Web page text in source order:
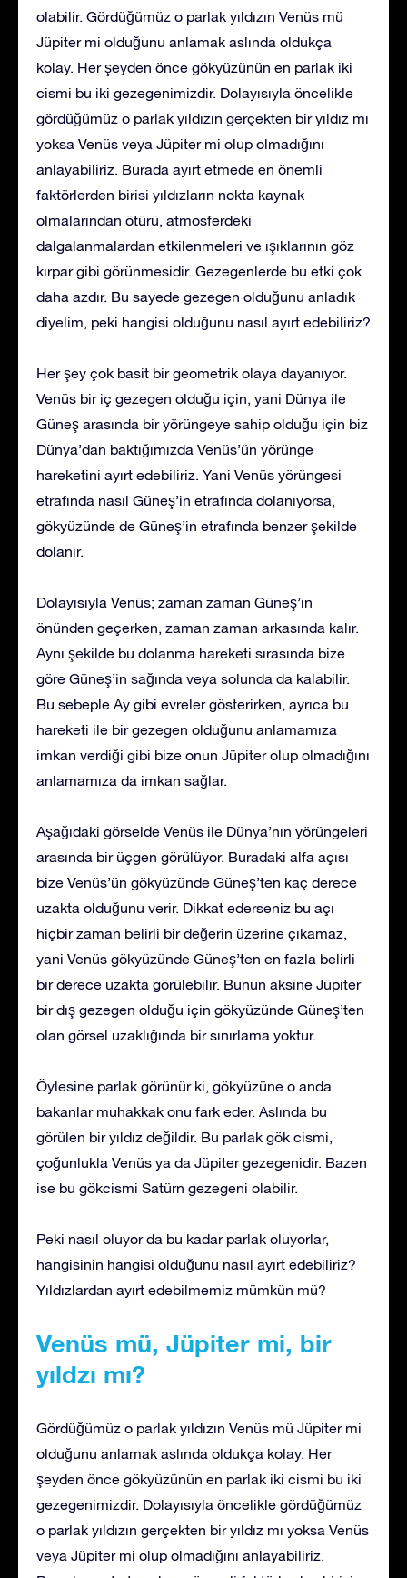
olabilir. Gördüğümüz o parlak yıldızın Venüs mü
Jüpiter mi olduğunu anlamak aslında oldukça
kolay. Her şeyden önce gökyüzünün en parlak iki
cismi bu iki gezegenimizdir. Dolayısıyla öncelikle
gördüğümüz o parlak yıldızın gerçekten bir yıldız mı
yoksa Venüs veya Jüpiter mi olup olmadığını
anlayabiliriz. Burada ayırt etmede en önemli
faktörlerden birisi yıldızların nokta kaynak
olmalarından ötürü, atmosferdeki
dalgalanmalardan etkilenmeleri ve ışıklarının göz
kırpar gibi görünmesidir. Gezegenlerde bu etki çok
daha azdır. Bu sayede gezegen olduğunu anladık
diyelim, peki hangisi olduğunu nasıl ayırt edebiliriz?
Her şey çok basit bir geometrik olaya dayanıyor.
Venüs bir iç gezegen olduğu için, yani Dünya ile
Güneş arasında bir yörüngeye sahip olduğu için biz
Dünya’dan baktığımızda Venüs’ün yörünge
hareketini ayırt edebiliriz. Yani Venüs yörüngesi
etrafında nasıl Güneş’in etrafında dolanıyorsa,
gökyüzünde de Güneş’in etrafında benzer şekilde
dolanır.
Dolayısıyla Venüs; zaman zaman Güneş’in
önünden geçerken, zaman zaman arkasında kalır.
Aynı şekilde bu dolanma hareketi sırasında bize
göre Güneş’in sağında veya solunda da kalabilir.
Bu sebeple Ay gibi evreler gösterirken, ayrıca bu
hareketi ile bir gezegen olduğunu anlamamıza
imkan verdiği gibi bize onun Jüpiter olup olmadığını
anlamamıza da imkan sağlar.
Aşağıdaki görselde Venüs ile Dünya’nın yörüngeleri
arasında bir üçgen görülüyor. Buradaki alfa açısı
bize Venüs’ün gökyüzünde Güneş’ten kaç derece
uzakta olduğunu verir. Dikkat ederseniz bu açı
hiçbir zaman belirli bir değerin üzerine çıkamaz,
yani Venüs gökyüzünde Güneş’ten en fazla belirli
bir derece uzakta görülebilir. Bunun aksine Jüpiter
bir dış gezegen olduğu için gökyüzünde Güneş’ten
olan görsel uzaklığında bir sınırlama yoktur.
Öylesine parlak görünür ki, gökyüzüne o anda
bakanlar muhakkak onu fark eder. Aslında bu
görülen bir yıldız değildir. Bu parlak gök cismi,
çoğunlukla Venüs ya da Jüpiter gezegenidir. Bazen
ise bu gökcismi Satürn gezegeni olabilir.
Peki nasıl oluyor da bu kadar parlak oluyorlar,
hangisinin hangisi olduğunu nasıl ayırt edebiliriz?
Yıldızlardan ayırt edebilmemiz mümkün mü?
Venüs mü, Jüpiter mi, bir
yıldzı mı?
Gördüğümüz o parlak yıldızın Venüs mü Jüpiter mi
olduğunu anlamak aslında oldukça kolay. Her
şeyden önce gökyüzünün en parlak iki cismi bu iki
gezegenimizdir. Dolayısıyla öncelikle gördüğümüz
o parlak yıldızın gerçekten bir yıldız mı yoksa Venüs
veya Jüpiter mi olup olmadığını anlayabiliriz.